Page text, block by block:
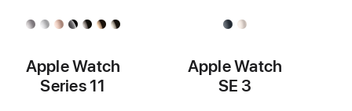
Apple Watch
Series 11
Apple Watch
SE 3